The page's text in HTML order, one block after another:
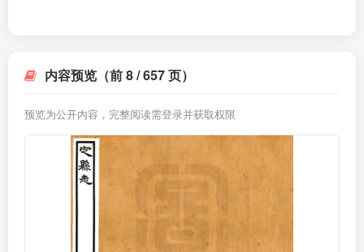
内容预览（前 8 / 657 页）
预览为公开内容，完整阅读需登录并获取权限